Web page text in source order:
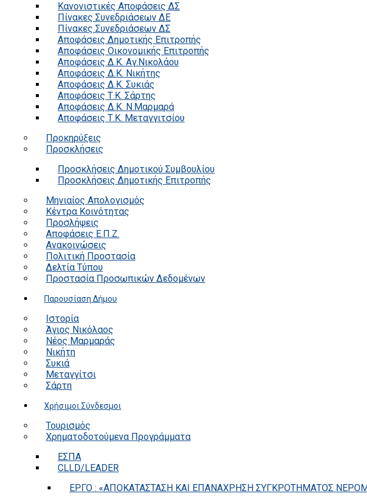
Κανονιστικές Αποφάσεις ΔΣ
Πίνακες Συνεδριάσεων ΔΕ
Πίνακες Συνεδριάσεων ΔΣ
Αποφάσεις Δημοτικής Επιτροπής
Αποφάσεις Οικονομικής Επιτροπής
Αποφάσεις Δ.Κ. Αγ.Νικολάου
Αποφάσεις Δ.Κ. Νικήτης
Αποφάσεις Δ.Κ. Συκιάς
Αποφάσεις Τ.Κ. Σάρτης
Αποφάσεις Δ.Κ. Ν.Μαρμαρά
Αποφάσεις Τ.Κ. Μεταγγιτσίου
Προκηρύξεις
Προσκλήσεις
Προσκλήσεις Δημοτικού Συμβουλίου
Προσκλήσεις Δημοτικής Επιτροπής
Μηνιαίος Απολογισμός
Κέντρα Κοινότητας
Προσλήψεις
Αποφάσεις Ε.Π.Ζ.
Ανακοινώσεις
Πολιτική Προστασία
Δελτία Τύπου
Προστασία Προσωπικών Δεδομένων
Παρουσίαση Δήμου
Ιστορία
Άγιος Νικόλαος
Νέος Μαρμαράς
Νικήτη
Συκιά
Μεταγγίτσι
Σάρτη
Χρήσιμοι Σύνδεσμοι
Τουρισμός
Χρηματοδοτούμενα Προγράμματα
ΕΣΠΑ
CLLD/LEADER
ΕΡΓΟ : «ΑΠΟΚΑΤΑΣΤΑΣΗ ΚΑΙ ΕΠΑΝΑΧΡΗΣΗ ΣΥΓΚΡΟΤΗΜΑΤΟΣ